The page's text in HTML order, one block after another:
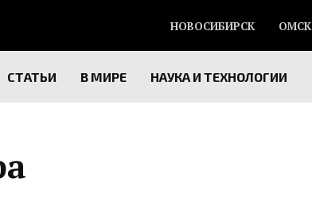
НОВОСИБИРСК ОМСК
СТАТЬИ В МИРЕ НАУКА И ТЕХНОЛОГИИ